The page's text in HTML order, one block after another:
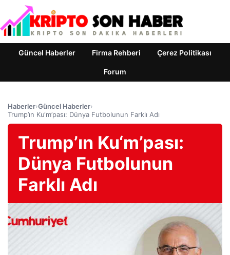
Güncel Haberler Firma Rehberi Çerez Politikası
Forum
Haberler›Güncel Haberler›
Trump’ın Ku‘m’pası: Dünya Futbolunun Farklı Adı
Trump’ın Ku‘m’pası:
Dünya Futbolunun
Farklı Adı